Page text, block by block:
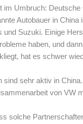
im Umbruch:
Autobauer in
und Suzuki. Einige
haben, und
hat es schwer
sind sehr aktiv in
von VW
solche